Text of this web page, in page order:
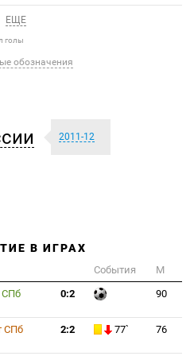
ЕЩЕ
голы
обозначения
2011-12
В ИГРАХ
События
М
СПб 0:2 90
СПб 2:2 77` 76